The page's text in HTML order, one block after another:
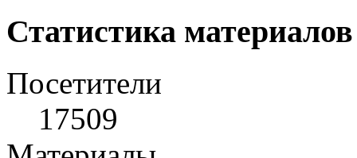
Статистика материалов
Посетители
17509